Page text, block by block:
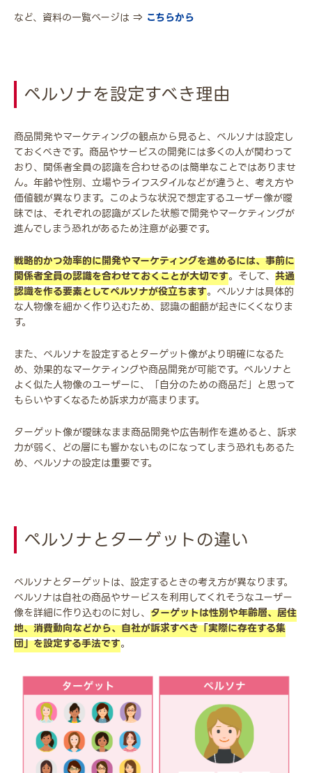
など、資料の一覧ページは ⇒ こちらから
ペルソナを設定すべき理由
商品開発やマーケティングの観点から見ると、ペルソナは設定し
ておくべきです。商品やサービスの開発には多くの人が関わって
おり、関係者全員の認識を合わせるのは簡単なことではありませ
ん。年齢や性別、立場やライフスタイルなどが違うと、考え方や
価値観が異なります。このような状況で想定するユーザー像が曖
昧では、それぞれの認識がズレた状態で開発やマーケティングが
進んでしまう恐れがあるため注意が必要です。
戦略的かつ効率的に開発やマーケティングを進めるには、事前に
関係者全員の認識を合わせておくことが大切です。そして、 共通
認識を作る要素としてペルソナが役立ちます。ペルソナは具体的
な人物像を細かく作り込むため、認識の齟齬が起きにくくなりま
す。
また、ペルソナを設定するとターゲット像がより明確になるた
め、効果的なマーケティングや商品開発が可能です。ペルソナと
よく似た人物像のユーザーに、「自分のための商品だ」と思って
もらいやすくなるため訴求力が高まります。
ターゲット像が曖昧なまま商品開発や広告制作を進めると、訴求
力が弱く、どの層にも響かないものになってしまう恐れもあるた
め、ペルソナの設定は重要です。
ペルソナとターゲットの違い
ペルソナとターゲットは、設定するときの考え方が異なります。
ペルソナは自社の商品やサービスを利用してくれそうなユーザー
像を詳細に作り込むのに対し、 ターゲットは性別や年齢層、居住
地、消費動向などから、自社が訴求すべき「実際に存在する集
団」を設定する手法です。